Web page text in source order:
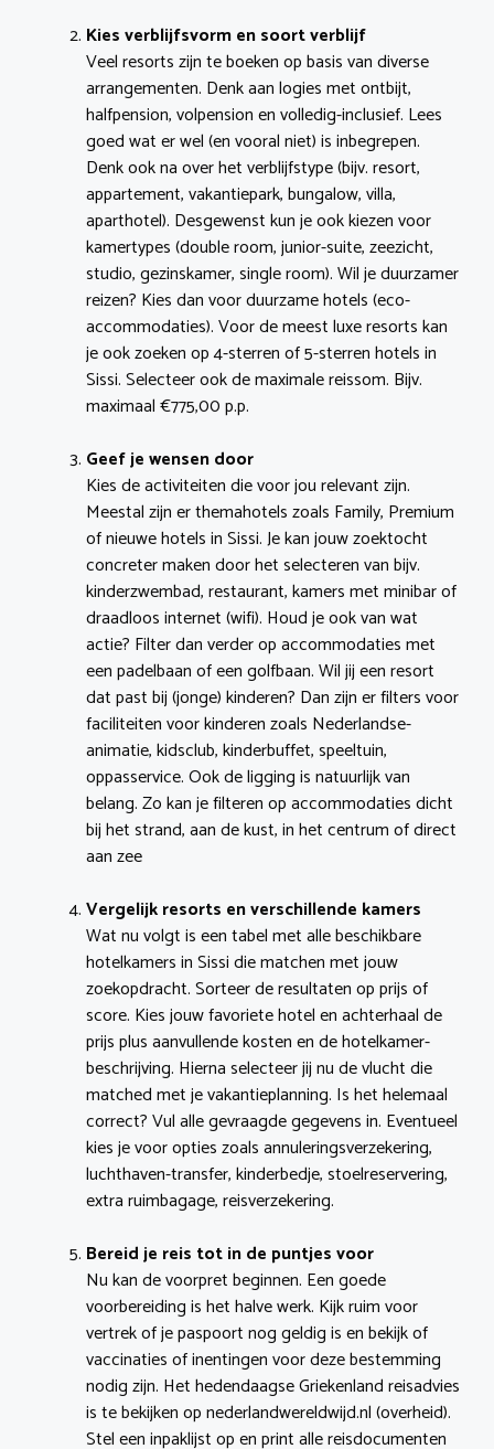
Kies verblijfsvorm en soort verblijf
Veel resorts zijn te boeken op basis van diverse
arrangementen. Denk aan logies met ontbijt,
halfpension, volpension en volledig-inclusief. Lees
goed wat er wel (en vooral niet) is inbegrepen.
Denk ook na over het verblijfstype (bijv. resort,
appartement, vakantiepark, bungalow, villa,
aparthotel). Desgewenst kun je ook kiezen voor
kamertypes (double room, junior-suite, zeezicht,
studio, gezinskamer, single room). Wil je duurzamer
reizen? Kies dan voor duurzame hotels (eco-
accommodaties). Voor de meest luxe resorts kan
je ook zoeken op 4-sterren of 5-sterren hotels in
Sissi. Selecteer ook de maximale reissom. Bijv.
maximaal €775,00 p.p.
Geef je wensen door
Kies de activiteiten die voor jou relevant zijn.
Meestal zijn er themahotels zoals Family, Premium
of nieuwe hotels in Sissi. Je kan jouw zoektocht
concreter maken door het selecteren van bijv.
kinderzwembad, restaurant, kamers met minibar of
draadloos internet (wifi). Houd je ook van wat
actie? Filter dan verder op accommodaties met
een padelbaan of een golfbaan. Wil jij een resort
dat past bij (jonge) kinderen? Dan zijn er filters voor
faciliteiten voor kinderen zoals Nederlandse-
animatie, kidsclub, kinderbuffet, speeltuin,
oppasservice. Ook de ligging is natuurlijk van
belang. Zo kan je filteren op accommodaties dicht
bij het strand, aan de kust, in het centrum of direct
aan zee
Vergelijk resorts en verschillende kamers
Wat nu volgt is een tabel met alle beschikbare
hotelkamers in Sissi die matchen met jouw
zoekopdracht. Sorteer de resultaten op prijs of
score. Kies jouw favoriete hotel en achterhaal de
prijs plus aanvullende kosten en de hotelkamer-
beschrijving. Hierna selecteer jij nu de vlucht die
matched met je vakantieplanning. Is het helemaal
correct? Vul alle gevraagde gegevens in. Eventueel
kies je voor opties zoals annuleringsverzekering,
luchthaven-transfer, kinderbedje, stoelreservering,
extra ruimbagage, reisverzekering.
Bereid je reis tot in de puntjes voor
Nu kan de voorpret beginnen. Een goede
voorbereiding is het halve werk. Kijk ruim voor
vertrek of je paspoort nog geldig is en bekijk of
vaccinaties of inentingen voor deze bestemming
nodig zijn. Het hedendaagse Griekenland reisadvies
is te bekijken op nederlandwereldwijd.nl (overheid).
Stel een inpaklijst op en print alle reisdocumenten